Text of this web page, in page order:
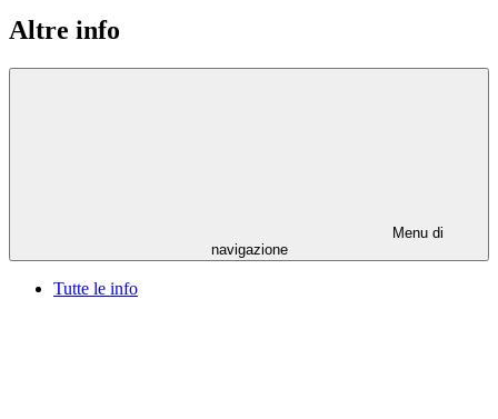
Altre info
Menu di
navigazione
Tutte le info